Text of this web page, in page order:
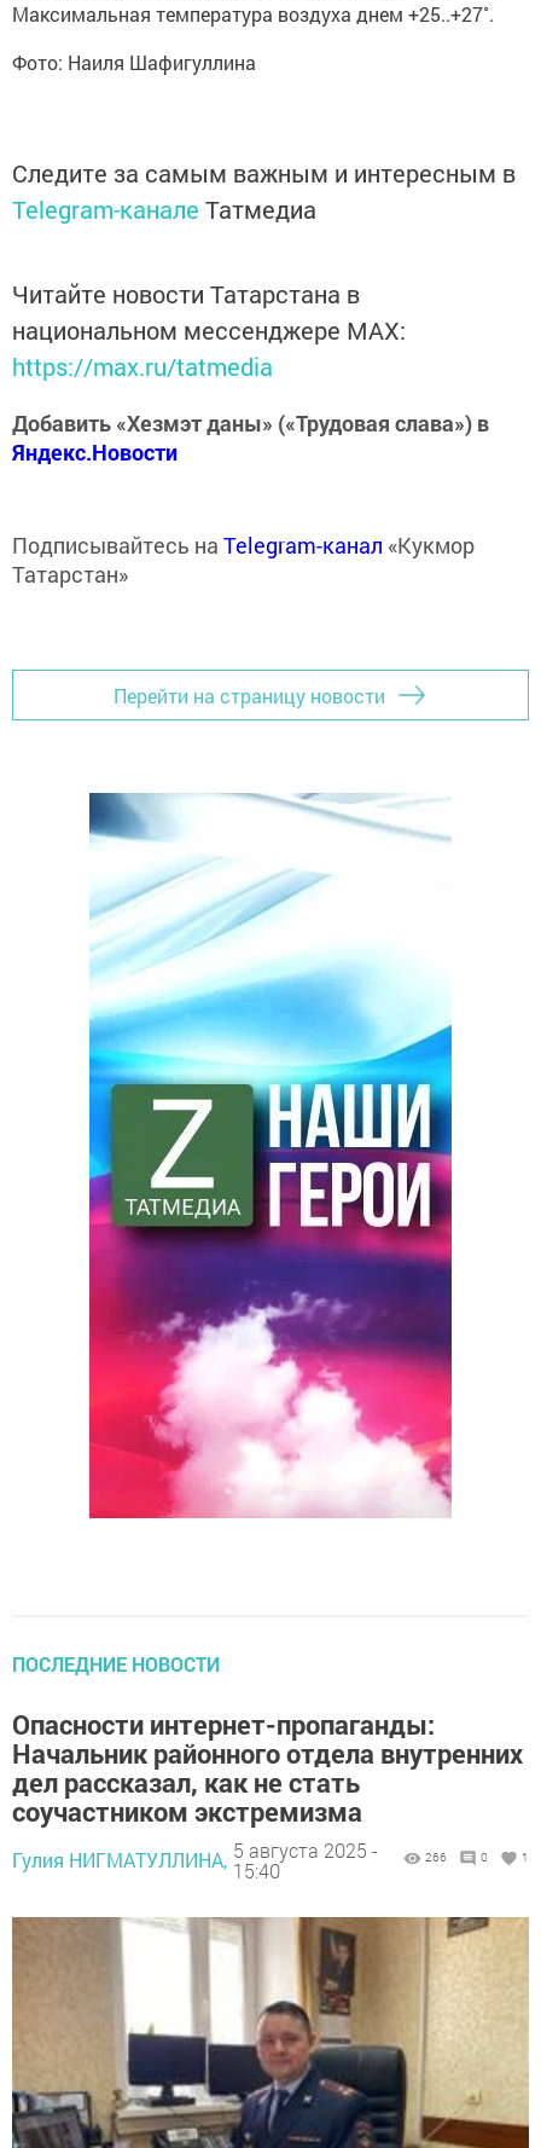
Максимальная температура воздуха днем +25..+27˚.
Фото: Наиля Шафигуллина
Следите за самым важным и интересным в
Telegram-канале Татмедиа
Читайте новости Татарстана в
национальном мессенджере MАХ:
https://max.ru/tatmedia
Добавить «Хезмэт даны» («Трудовая слава») в
Яндекс.Новости
Подписывайтесь на Telegram-канал «Кукмор
Татарстан»
Перейти на страницу новости
ПОСЛЕДНИЕ НОВОСТИ
Опасности интернет-пропаганды:
Начальник районного отдела внутренних
дел рассказал, как не стать
соучастником экстремизма
Гулия НИГМАТУЛЛИНА, 5 августа 2025 -
15:40
266 0 1